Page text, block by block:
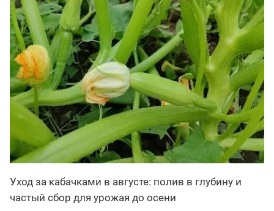
Уход за кабачками в августе: полив в глубину и
частый сбор для урожая до осени